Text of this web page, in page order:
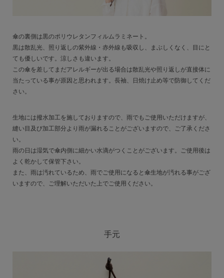
傘の裏側は黒のポリウレタンフィルムラミネート。
黒は散乱光、照り返しの紫外線・赤外線も吸収し、まぶしくなく、目にと
ても優しいです。涼しさも違います。
この傘を差してまだアレルギーが出る場合は散乱光や照り返しが直接体に
当たっている事が原因と思われます。長袖、日焼け止め等で防御してくだ
さい。
生地には撥水加工を施しておりますので、雨でもご使用いただけますが、
縫い目及び加工部分より雨が漏れることがございますので、ご了承くださ
い。
雨の日は湿気で傘内側に細かい水滴がつくことがございます。ご使用後は
よく乾かして保管下さい。
また、雨は汚れているため、雨でご使用になると傘生地が汚れる事がござ
いますので、ご理解いただいた上でご使用ください。
手元